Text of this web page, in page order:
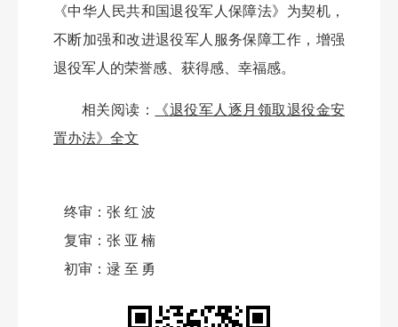
《中华人民共和国退役军人保障法》为契机，
不断加强和改进退役军人服务保障工作，增强
退役军人的荣誉感、获得感、幸福感。
相关阅读：
《退役军人逐月领取退役金安
置办法》全文
终审： 张红波
复审： 张亚楠
初审： 逯至勇